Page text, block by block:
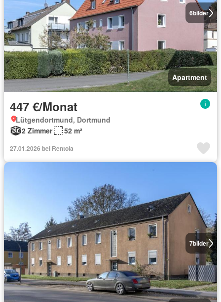
6bilder
Apartment
447 €/Monat
Lütgendortmund, Dortmund
2 Zimmer
52 m²
27.01.2026 bei Rentola
7bilder